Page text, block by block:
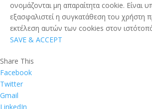
ονομάζονται μη απαραίτητα cookie. Είναι
εξασφαλιστεί η συγκατάθεση του χρήστη
εκτέλεση αυτών των cookies στον
SAVE & ACCEPT
Share This
Facebook
Twitter
Gmail
LinkedIn